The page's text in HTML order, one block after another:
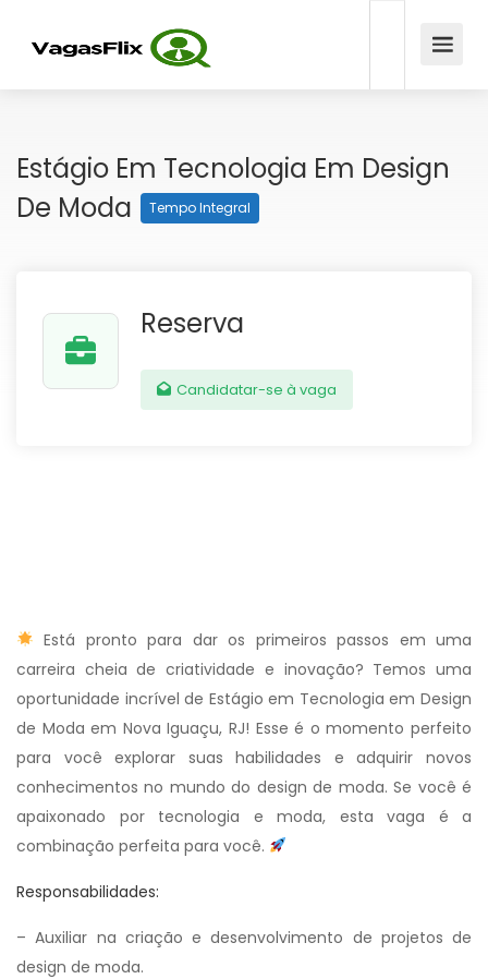
Estágio Em Tecnologia Em Design
De Moda
Tempo Integral
Reserva
Candidatar-se à vaga
Está pronto para dar os primeiros passos em uma
carreira cheia de criatividade e inovação? Temos uma
oportunidade incrível de Estágio em Tecnologia em Design
de Moda em Nova Iguaçu, RJ! Esse é o momento perfeito
para você explorar suas habilidades e adquirir novos
conhecimentos no mundo do design de moda. Se você é
apaixonado por tecnologia e moda, esta vaga é a
combinação perfeita para você.
Responsabilidades:
– Auxiliar na criação e desenvolvimento de projetos de
design de moda.